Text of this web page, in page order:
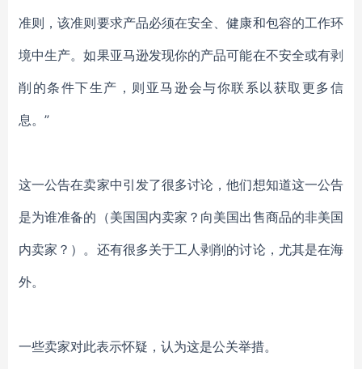
准则，该准则要求产品必须在安全、健康和包容的工作环
境中生产。如果亚马逊发现你的产品可能在不安全或有剥
削的条件下生产，则亚马逊会与你联系以获取更多信
息。”
这一公告在卖家中引发了很多讨论，他们想知道这一公告
是为谁准备的（美国国内卖家？向美国出售商品的非美国
内卖家？）。还有很多关于工人剥削的讨论，尤其是在海
外。
一些卖家对此表示怀疑，认为这是公关举措。